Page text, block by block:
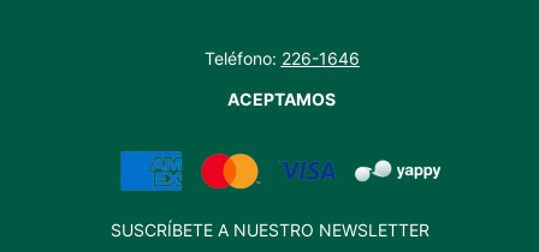
Teléfono: 226-1646
ACEPTAMOS
SUSCRÍBETE A NUESTRO NEWSLETTER